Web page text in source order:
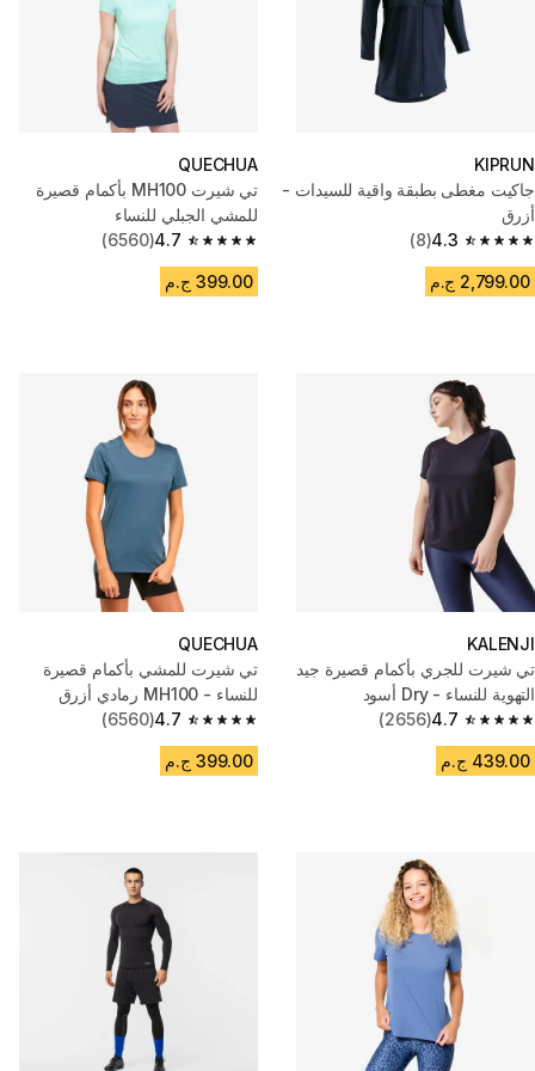
KIPRUN
جاكيت مغطى بطبقة واقية للسيدات -
أزرق
4.3
4.3 out of 5 stars from 8 reviews
(8)
2,799.00 ج.م
QUECHUA
تي شيرت MH100 بأكمام قصيرة
للمشي الجبلي للنساء
4.7
4.7 out of 5 stars from 6560 reviews
(6560)
399.00 ج.م
KALENJI
تي شيرت للجري بأكمام قصيرة جيد
التهوية للنساء - Dry أسود
4.7
4.7 out of 5 stars from 2656 reviews
(2656)
439.00 ج.م
QUECHUA
تي شيرت للمشي بأكمام قصيرة
للنساء - MH100 رمادي أزرق
4.7
4.7 out of 5 stars from 6560 reviews
(6560)
399.00 ج.م